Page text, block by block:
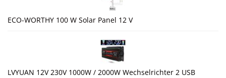
ECO-WORTHY 100 W Solar Panel 12 V
LVYUAN 12V 230V 1000W / 2000W Wechselrichter 2 USB